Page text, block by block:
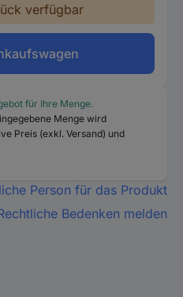
verfügbar
für Ihre Menge.
Menge wird
Preis (exkl. Versand) und
Person für das Produkt
Bedenken melden